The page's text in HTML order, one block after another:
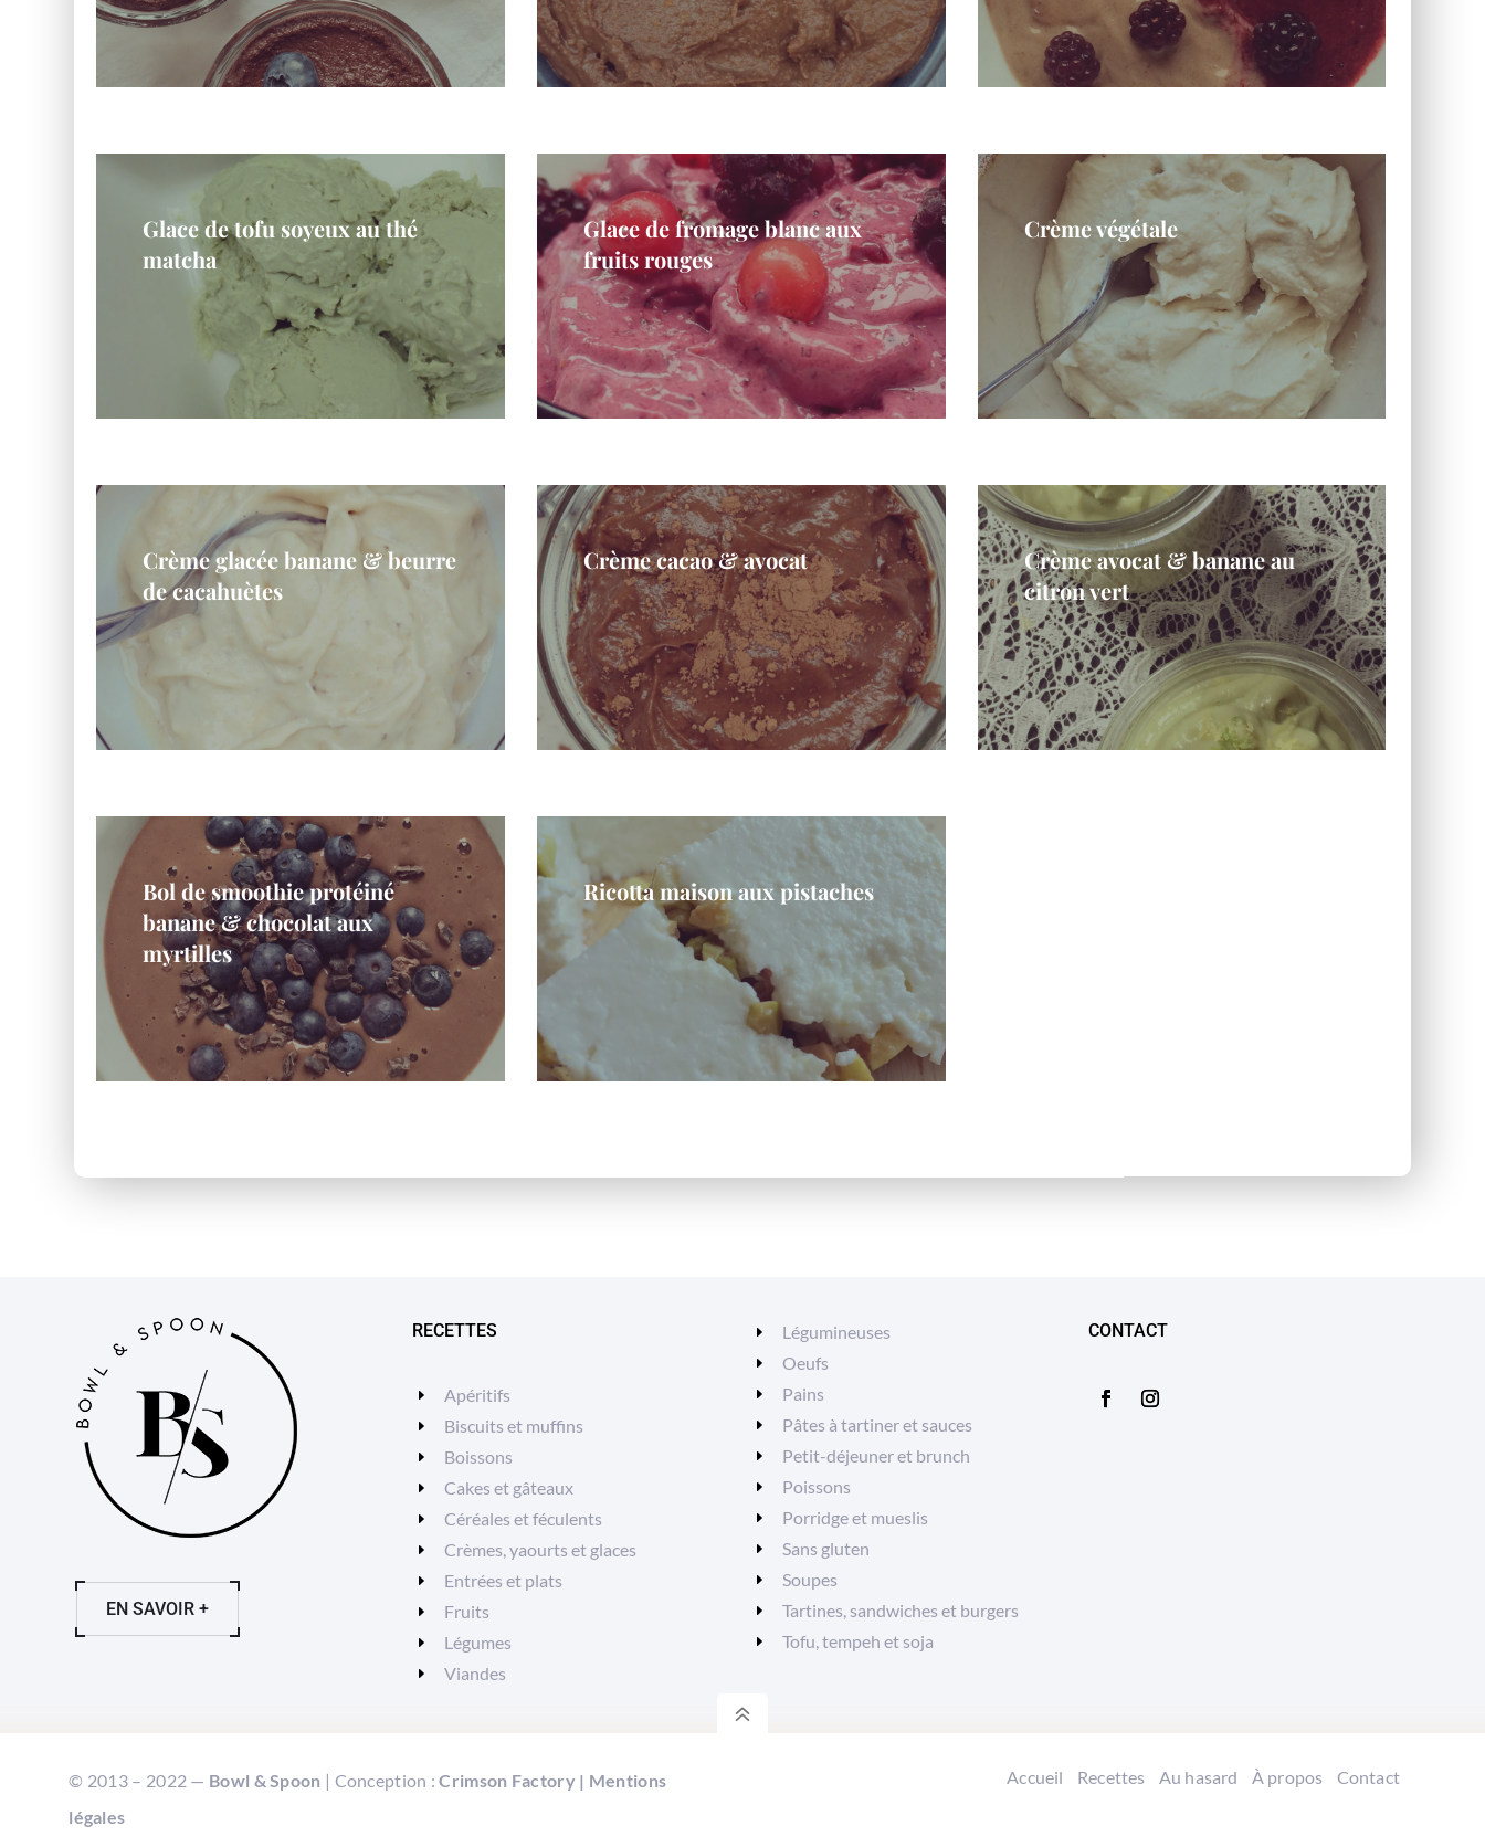
Glace de tofu soyeux au thé
matcha
Glace de fromage blanc aux
fruits rouges
Crème végétale
Crème glacée banane & beurre
de cacahuètes
Crème cacao & avocat
Crème avocat & banane au
citron vert
Bol de smoothie protéiné
banane & chocolat aux
myrtilles
Ricotta maison aux pistaches
EN SAVOIR +
RECETTES
Apéritifs
Biscuits et muffins
Boissons
Cakes et gâteaux
Céréales et féculents
Crèmes, yaourts et glaces
Entrées et plats
Fruits
Légumes
Viandes
Légumineuses
Oeufs
Pains
Pâtes à tartiner et sauces
Petit-déjeuner et brunch
Poissons
Porridge et mueslis
Sans gluten
Soupes
Tartines, sandwiches et burgers
Tofu, tempeh et soja
CONTACT
6
© 2013 – 2022 — Bowl & Spoon | Conception :Crimson Factory | Mentions
légales
Accueil Recettes Au hasard À propos Contact